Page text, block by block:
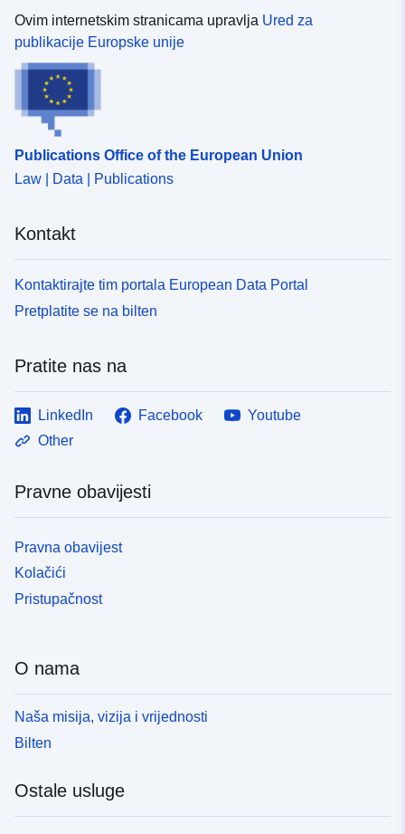
Ovim internetskim stranicama upravlja Ured za
publikacije Europske unije
Publications Office of the European Union
Law | Data | Publications
Kontakt
Kontaktirajte tim portala European Data Portal
Pretplatite se na bilten
Pratite nas na
LinkedIn Facebook
Youtube
Other
Pravne obavijesti
Pravna obavijest
Kolačići
Pristupačnost
O nama
Naša misija, vizija i vrijednosti
Bilten
Ostale usluge